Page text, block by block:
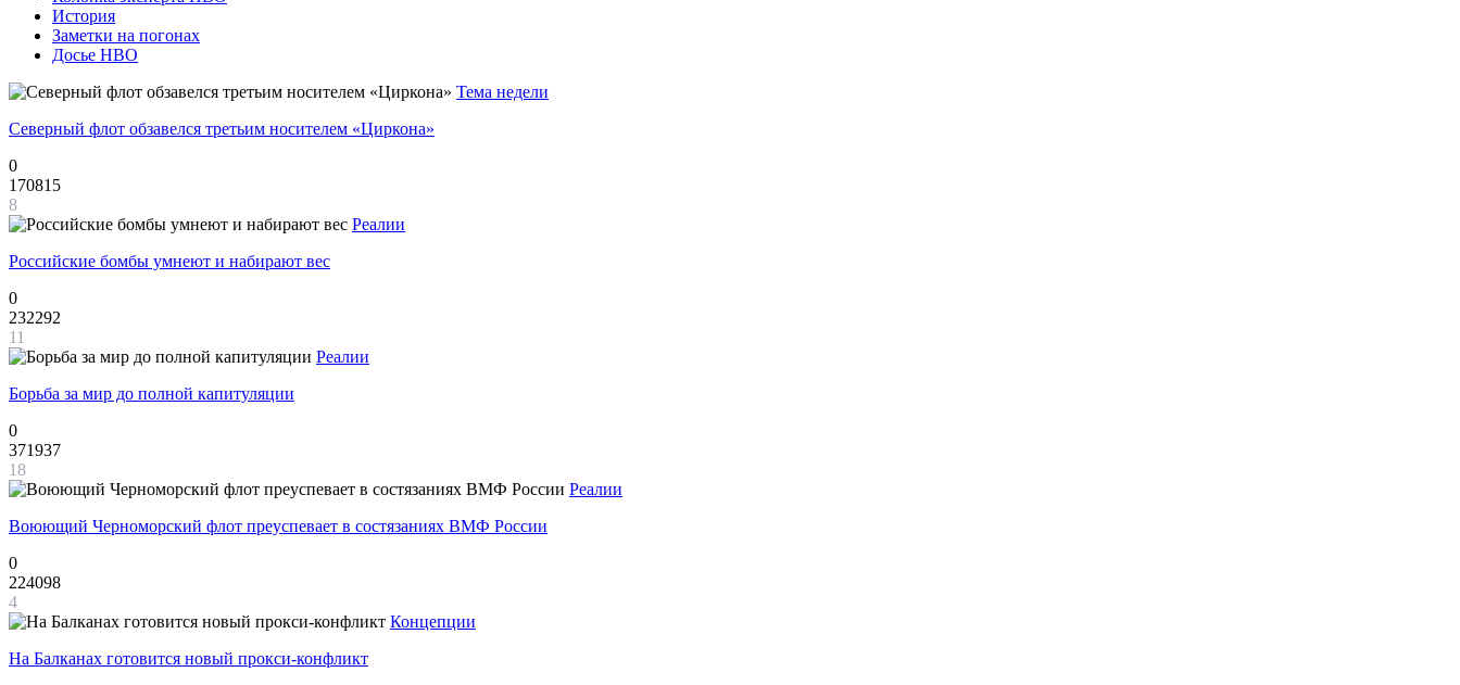
История
Заметки на погонах
Досье НВО
Тема недели
Северный флот обзавелся третьим носителем «Циркона»
0
170815
8
Реалии
Российские бомбы умнеют и набирают вес
0
232292
11
Реалии
Борьба за мир до полной капитуляции
0
371937
18
Реалии
Воюющий Черноморский флот преуспевает в состязаниях ВМФ России
0
224098
4
Концепции
На Балканах готовится новый прокси-конфликт